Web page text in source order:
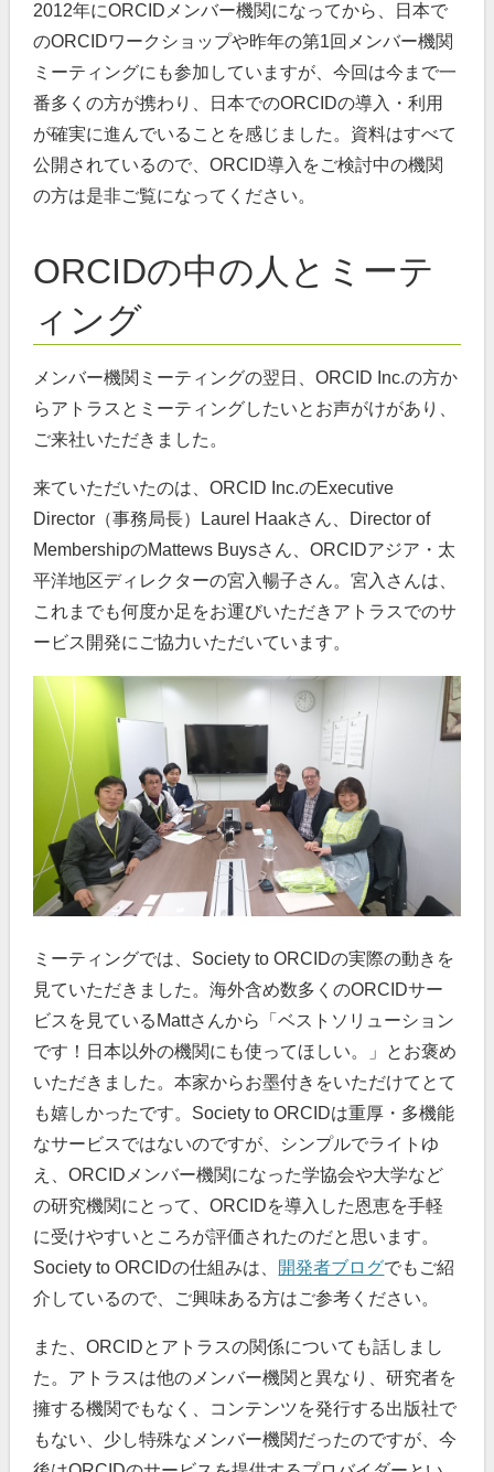
2012年にORCIDメンバー機関になってから、日本で
のORCIDワークショップや昨年の第1回メンバー機関
ミーティングにも参加していますが、今回は今まで一
番多くの方が携わり、日本でのORCIDの導入・利用
が確実に進んでいることを感じました。資料はすべて
公開されているので、ORCID導入をご検討中の機関
の方は是非ご覧になってください。
ORCIDの中の人とミーテ
ィング
メンバー機関ミーティングの翌日、ORCID Inc.の方か
らアトラスとミーティングしたいとお声がけがあり、
ご来社いただきました。
来ていただいたのは、ORCID Inc.のExecutive
Director（事務局長）Laurel Haakさん、Director of
MembershipのMattews Buysさん、ORCIDアジア・太
平洋地区ディレクターの宮入暢子さん。宮入さんは、
これまでも何度か足をお運びいただきアトラスでのサ
ービス開発にご協力いただいています。
ミーティングでは、Society to ORCIDの実際の動きを
見ていただきました。海外含め数多くのORCIDサー
ビスを見ているMattさんから「ベストソリューション
です！日本以外の機関にも使ってほしい。」とお褒め
いただきました。本家からお墨付きをいただけてとて
も嬉しかったです。Society to ORCIDは重厚・多機能
なサービスではないのですが、シンプルでライトゆ
え、ORCIDメンバー機関になった学協会や大学など
の研究機関にとって、ORCIDを導入した恩恵を手軽
に受けやすいところが評価されたのだと思います。
Society to ORCIDの仕組みは、 開発者ブログでもご紹
介しているので、ご興味ある方はご参考ください。
また、ORCIDとアトラスの関係についても話しまし
た。アトラスは他のメンバー機関と異なり、研究者を
擁する機関でもなく、コンテンツを発行する出版社で
もない、少し特殊なメンバー機関だったのですが、今